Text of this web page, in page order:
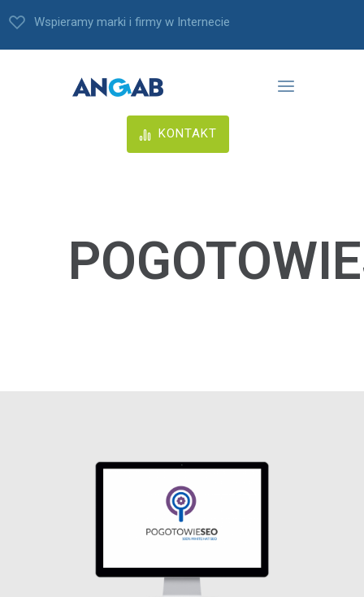
Wspieramy marki i firmy w Internecie
KONTAKT